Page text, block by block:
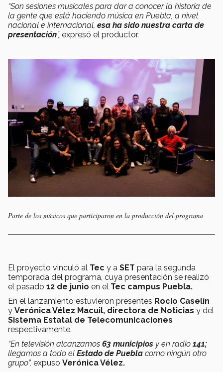
“Son sesiones musicales para dar a conocer la historia de
la gente que está haciendo música en Puebla, a nivel
nacional e internacional, esa ha sido nuestra carta de
presentación”, expresó el productor.
Parte de los músicos que participaron en la producción del programa
El proyecto vinculó al Tec y a SET para la segunda
temporada del programa, cuya presentación se realizó
el pasado 12 de junio en el Tec campus Puebla.
En el lanzamiento estuvieron presentes Rocío Caselín
y Verónica Vélez Macuil, directora de Noticias y del
Sistema Estatal de Telecomunicaciones
respectivamente.
“En televisión alcanzamos 63 municipios y en radio 141;
llegamos a todo el Estado de Puebla como ningún otro
grupo”, expuso Verónica Vélez.